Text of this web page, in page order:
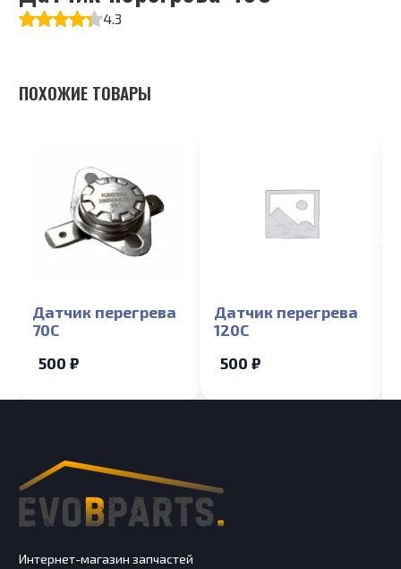
4.3
ПОХОЖИЕ ТОВАРЫ
Датчик перегрева
70С
500 ₽
Датчик перегрева
120С
500 ₽
Интернет-магазин запчастей